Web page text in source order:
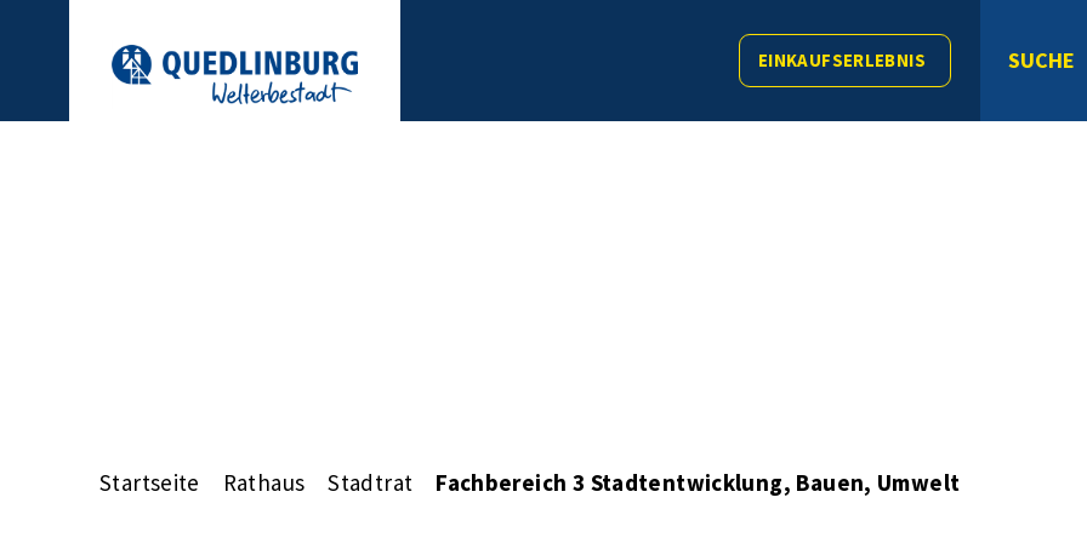
EINKAUFSERLEBNIS SUCHE
Startseite Rathaus Stadtrat Fachbereich 3 Stadtentwicklung, Bauen, Umwelt